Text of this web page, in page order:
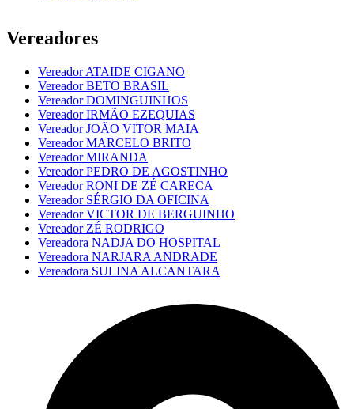
Vereadores
Vereador ATAIDE CIGANO
Vereador BETO BRASIL
Vereador DOMINGUINHOS
Vereador IRMÃO EZEQUIAS
Vereador JOÃO VITOR MAIA
Vereador MARCELO BRITO
Vereador MIRANDA
Vereador PEDRO DE AGOSTINHO
Vereador RONI DE ZÉ CARECA
Vereador SÉRGIO DA OFICINA
Vereador VICTOR DE BERGUINHO
Vereador ZÉ RODRIGO
Vereadora NADJA DO HOSPITAL
Vereadora NARJARA ANDRADE
Vereadora SULINA ALCANTARA